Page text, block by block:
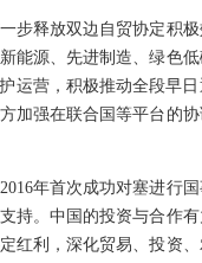
步释放双边自贸协定积
能源、先进制造、绿色
运营，积极推动全段早
加强在联合国等平台的
年首次成功对塞进行
持。中国的投资与合作
红利，深化贸易、投资